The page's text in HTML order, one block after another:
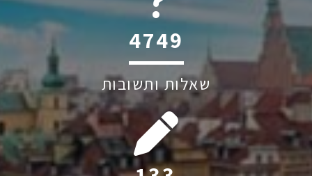
6045
שאלות ותשובות